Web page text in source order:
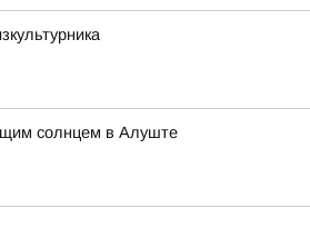
солнцем в Алуште